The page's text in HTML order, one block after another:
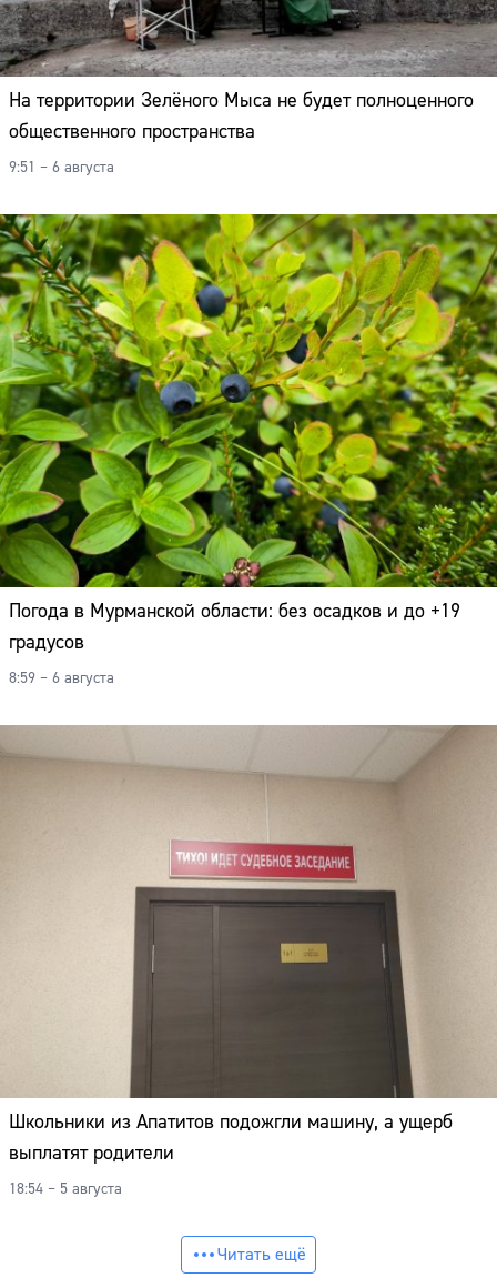
На территории Зелёного Мыса не будет полноценного
общественного пространства
9:51 – 6 августа
Погода в Мурманской области: без осадков и до +19
градусов
8:59 – 6 августа
Школьники из Апатитов подожгли машину, а ущерб
выплатят родители
18:54 – 5 августа
Читать ещё